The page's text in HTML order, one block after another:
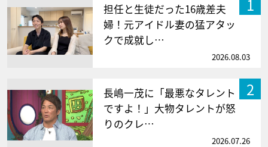
1
担任と生徒だった16歳差夫
婦！元アイドル妻の猛アタッ
クで成就し…
2026.08.03
2
長嶋一茂に「最悪なタレント
ですよ！」大物タレントが怒
りのクレ…
2026.07.26